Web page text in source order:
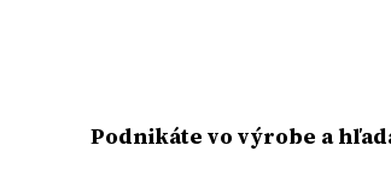
Podnikáte vo výrobe a